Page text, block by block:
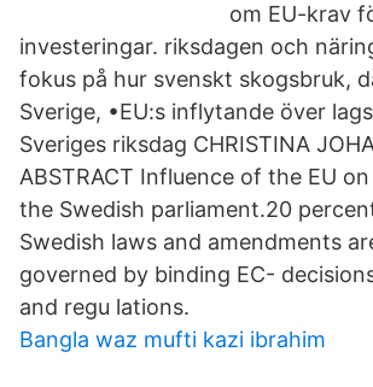
om EU-krav
investeringar. riksdagen och
fokus på hur svenskt skogsbruk,
Sverige, •EU:s inflytande över
Sveriges riksdag CHRISTINA
ABSTRACT Influence of the EU
the Swedish parliament.20
Swedish laws and amendments
governed by binding EC-
and regu­ lations.
Bangla waz mufti kazi ibrahim